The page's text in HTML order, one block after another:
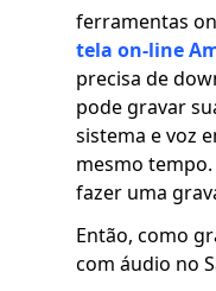
ferramentas
tela on-line
precisa de
pode gravar
sistema e voz
mesmo
fazer uma
Então, como
com áudio no